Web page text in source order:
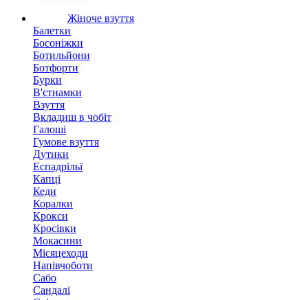
Жіноче взуття
Балетки
Босоніжки
Ботильйони
Ботфорти
Бурки
В'єтнамки
Взуття
Вкладиш в чобіт
Галоші
Гумове взуття
Дутики
Еспадрільї
Капці
Кеди
Коралки
Крокси
Кросівки
Мокасини
Місяцеходи
Напівчоботи
Сабо
Сандалі